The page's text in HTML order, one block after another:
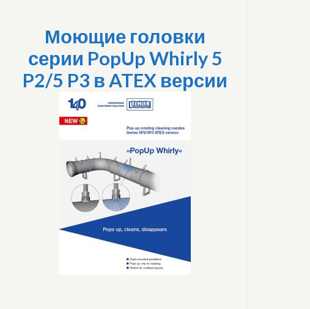
Моющие головки
серии PopUp Whirly 5
P2/5 P3 в ATEX версии